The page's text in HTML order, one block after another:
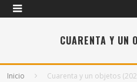
CUARENTA Y UN
Inicio Cuarenta y un objetos